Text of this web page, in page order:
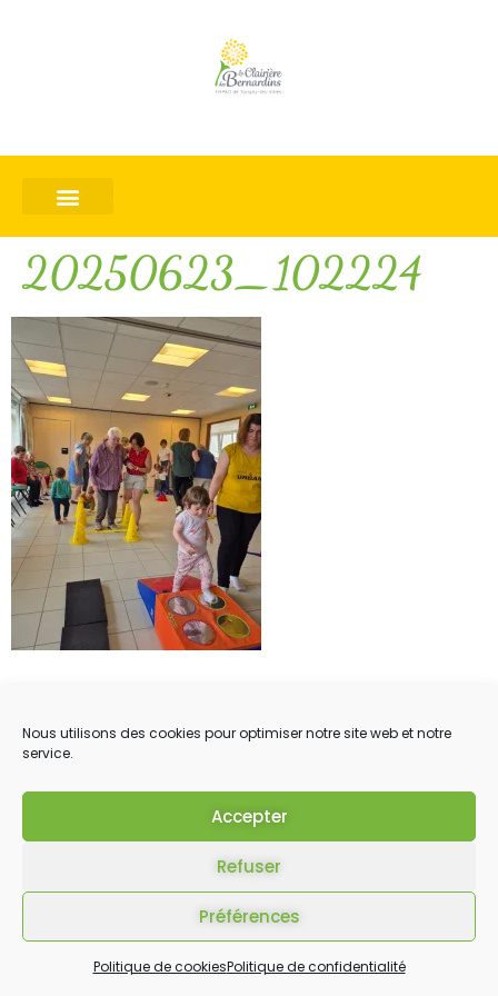
Nous utilisons des cookies pour optimiser notre site web et notre
service.
Accepter
Refuser
Préférences
Politique de cookiesPolitique de confidentialité
20250623_102224